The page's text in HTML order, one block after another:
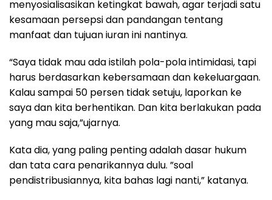
menyosialisasikan ketingkat bawah, agar terjadi satu
kesamaan persepsi dan pandangan tentang
manfaat dan tujuan iuran ini nantinya.
“Saya tidak mau ada istilah pola-pola intimidasi, tapi
harus berdasarkan kebersamaan dan kekeluargaan.
Kalau sampai 50 persen tidak setuju, laporkan ke
saya dan kita berhentikan. Dan kita berlakukan pada
yang mau saja,”ujarnya.
Kata dia, yang paling penting adalah dasar hukum
dan tata cara penarikannya dulu. ”soal
pendistribusiannya, kita bahas lagi nanti,” katanya.